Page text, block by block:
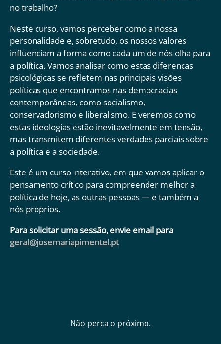
no trabalho?
Neste curso, vamos perceber como a nossa
personalidade e, sobretudo, os nossos valores
influenciam a forma como cada um de nós olha para
a política. Vamos analisar como estas diferenças
psicológicas se refletem nas principais visões
políticas que encontramos nas democracias
contemporâneas, como socialismo,
conservadorismo e liberalismo. E veremos como
estas ideologias estão inevitavelmente em tensão,
mas transmitem diferentes verdades parciais sobre
a política e a sociedade.
Este é um curso interativo, em que vamos aplicar o
pensamento crítico para compreender melhor a
política de hoje, as outras pessoas — e também a
nós próprios.
Para solicitar uma sessão, envie email para
geral@josemariapimentel.pt
Não perca o próximo.